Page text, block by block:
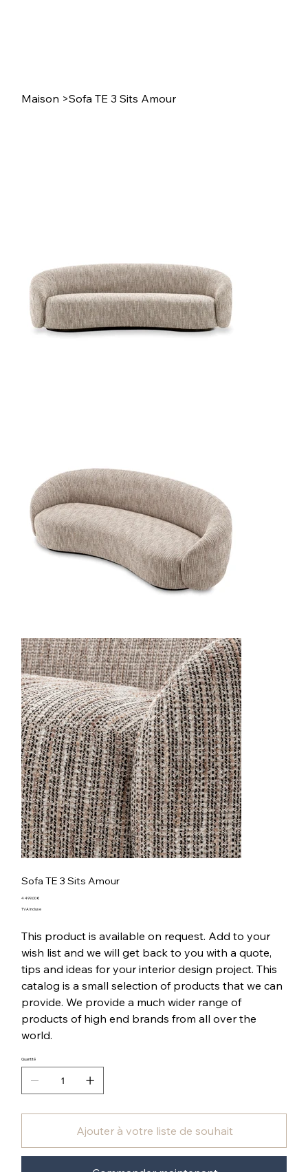
Maison >Sofa TE 3 Sits Amour
Sofa TE 3 Sits Amour
Prix
4 499,00 €
TVA Incluse
This product is available on request. Add to your
wish list and we will get back to you with a quote,
tips and ideas for your interior design project. This
catalog is a small selection of products that we can
provide. We provide a much wider range of
products of high end brands from all over the
world.
Quantité
Ajouter à votre liste de souhait